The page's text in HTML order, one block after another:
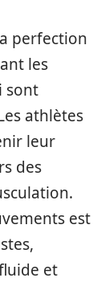
perfection
les
sont
athlètes
leur
des
est
et